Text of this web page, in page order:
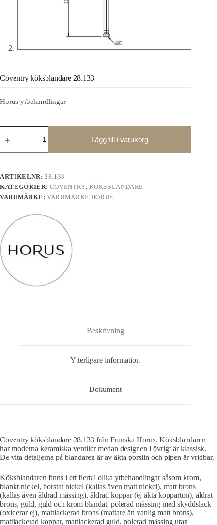
Coventry köksblandare 28.133
Horus ytbehandlingar
köksblandare
mängd
Lägg till i varukorg
ARTIKELNR:28.133
KATEGORIER: COVENTRY,KÖKSBLANDARE
VARUMÄRKE:VARUMÄRKE HORUS
Beskrivning
Ytterligare information
Dokument
Coventry köksblandare 28.133 från Franska Horus. Köksblandaren
har moderna keramiska ventiler medan designen i övrigt är klassisk.
De vita detaljerna på blandaren är av äkta porslin och pipen är vridbar.
Köksblandaren finns i ett flertal olika ytbehandlingar såsom krom,
blankt nickel, borstat nickel (kallas även matt nickel), matt brons
(kallas även åldrad mässing), åldrad koppar (ej äkta kopparton), åldrat
brons, guld, guld och krom blandat, polerad mässing med skyddslack
(oxiderar ej), mattlackerad brons (mattare än vanlig matt brons),
mattlackerad koppar, mattlackerad guld, polerad mässing utan